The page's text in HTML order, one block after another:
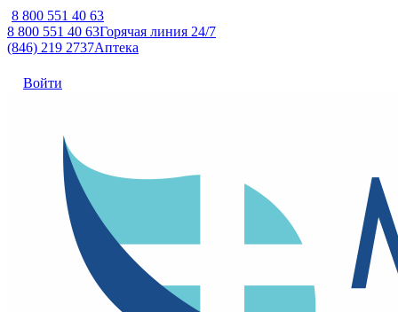
8 800 551 40 63
8 800 551 40 63Горячая линия 24/7
(846) 219 2737Аптека
Войти